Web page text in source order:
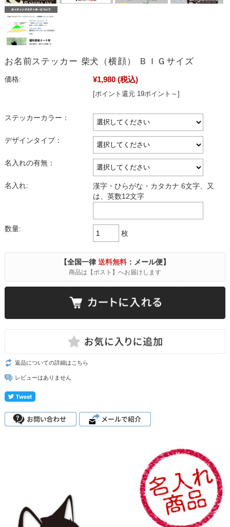
お名前ステッカー 柴犬（横顔） ＢＩＧサイズ
価格: ¥1,980 (税込)
[ポイント還元 19ポイント～]
ステッカーカラー：
デザインタイプ：
名入れの有無：
名入れ:
漢字・ひらがな・カタカナ 6文字、又
は、英数12文字
数量:
枚
【全国一律送料無料 ：メール便】
商品は【ポスト】へお届けします
返品についての詳細はこちら
レビューはありません